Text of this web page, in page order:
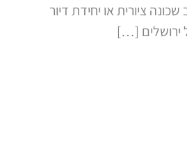
ציורית או יחידת דיור
ירושלים […]